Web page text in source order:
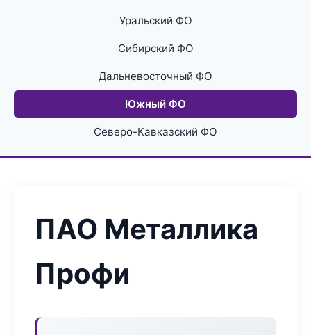
Уральский ФО
Сибирский ФО
Дальневосточный ФО
Южный ФО
Северо-Кавказский ФО
ПАО Металлика
Профи